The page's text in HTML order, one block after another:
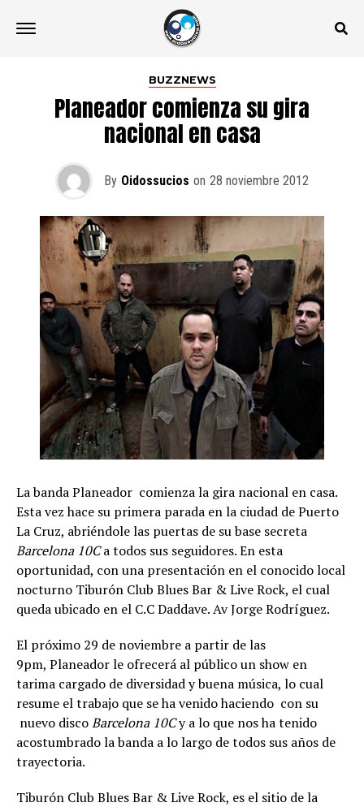
BUZZNEWS
Planeador comienza su gira
nacional en casa
By Oidossucios on 28 noviembre 2012
La banda Planeador comienza la gira nacional en casa.
Esta vez hace su primera parada en la ciudad de Puerto
La Cruz, abriéndole las puertas de su base secreta
Barcelona 10Ca todos sus seguidores. En esta
oportunidad, con una presentación en el conocido local
nocturno Tiburón Club Blues Bar & Live Rock, el cual
queda ubicado en el C.C Daddave. Av Jorge Rodríguez.
El próximo 29 de noviembre a partir de las
9pm, Planeador le ofrecerá al público un show en
tarima cargado de diversidad y buena música, lo cual
resume el trabajo que se ha venido haciendo con su
nuevo discoBarcelona 10Cy a lo que nos ha tenido
acostumbrado la banda a lo largo de todos sus años de
trayectoria.
Tiburón Club Blues Bar & Live Rock, es el sitio de la